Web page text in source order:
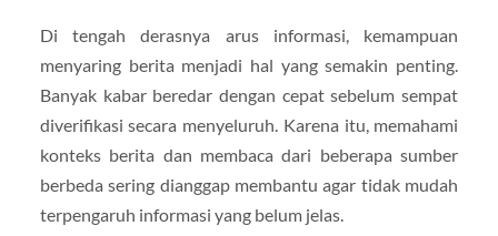
Di tengah derasnya arus informasi, kemampuan
menyaring berita menjadi hal yang semakin penting.
Banyak kabar beredar dengan cepat sebelum sempat
diverifikasi secara menyeluruh. Karena itu, memahami
konteks berita dan membaca dari beberapa sumber
berbeda sering dianggap membantu agar tidak mudah
terpengaruh informasi yang belum jelas.